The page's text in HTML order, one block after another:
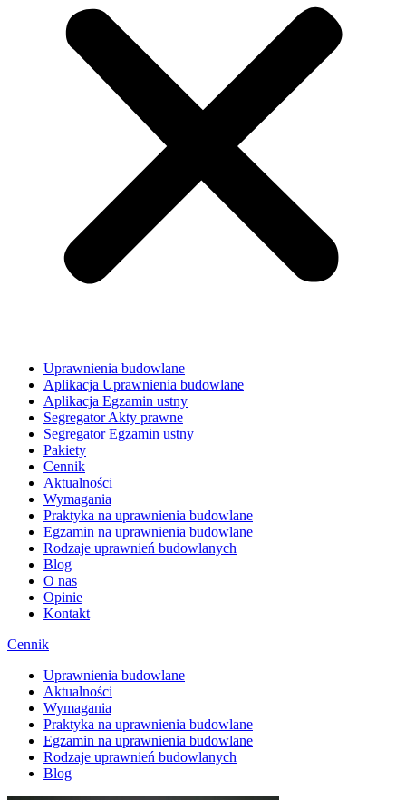
Uprawnienia budowlane
Aplikacja Uprawnienia budowlane
Aplikacja Egzamin ustny
Segregator Akty prawne
Segregator Egzamin ustny
Pakiety
Cennik
Aktualności
Wymagania
Praktyka na uprawnienia budowlane
Egzamin na uprawnienia budowlane
Rodzaje uprawnień budowlanych
Blog
O nas
Opinie
Kontakt
Cennik
Uprawnienia budowlane
Aktualności
Wymagania
Praktyka na uprawnienia budowlane
Egzamin na uprawnienia budowlane
Rodzaje uprawnień budowlanych
Blog